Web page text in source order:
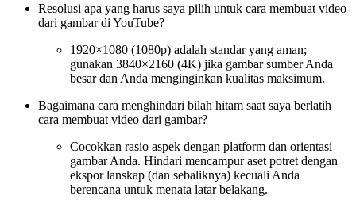
Resolusi apa yang harus saya pilih untuk cara membuat video
dari gambar di YouTube?
1920×1080 (1080p) adalah standar yang aman;
gunakan 3840×2160 (4K) jika gambar sumber Anda
besar dan Anda menginginkan kualitas maksimum.
Bagaimana cara menghindari bilah hitam saat saya berlatih
cara membuat video dari gambar?
Cocokkan rasio aspek dengan platform dan orientasi
gambar Anda. Hindari mencampur aset potret dengan
ekspor lanskap (dan sebaliknya) kecuali Anda
berencana untuk menata latar belakang.